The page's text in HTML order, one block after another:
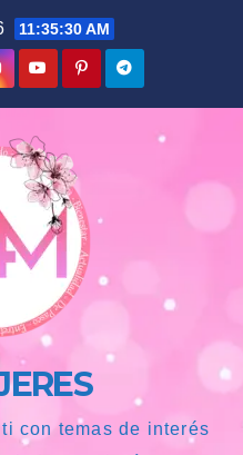
11:35:31 AM
con temas de interés